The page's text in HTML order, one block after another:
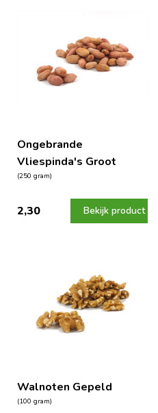
Ongebrande
Vliespinda's Groot
(250 gram)
2,30 Bekijk product
Walnoten Gepeld
(100 gram)